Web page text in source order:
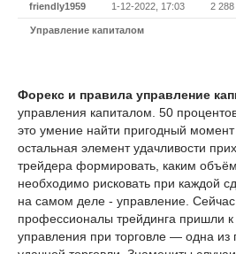
friendly1959 1-12-2022, 17:03 2 288
Управление капиталом
Форекс и правила управление
управления капиталом. 50
это умение найти пригодный момент
остальная элемент удачливости
трейдера формировать, каким
необходимо рисковать при каждой
на самом деле - управление. Сейчас
профессионалы трейдинга пришли
управления при торговле — одна из